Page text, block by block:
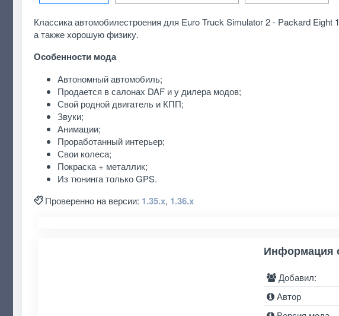
Классика автомобилестроения для Euro Truck Simulator 2 - Packard
а также хорошую физику.
Особенности мода
Автономный автомобиль;
Продается в салонах DAF и у дилера модов;
Свой родной двигатель и КПП;
Звуки;
Анимации;
Проработанный интерьер;
Свои колеса;
Покраска + металлик;
Из тюнинга только GPS.
Проверенно на версии: 1.35.x, 1.36.x
Информация
Добавил:
Автор